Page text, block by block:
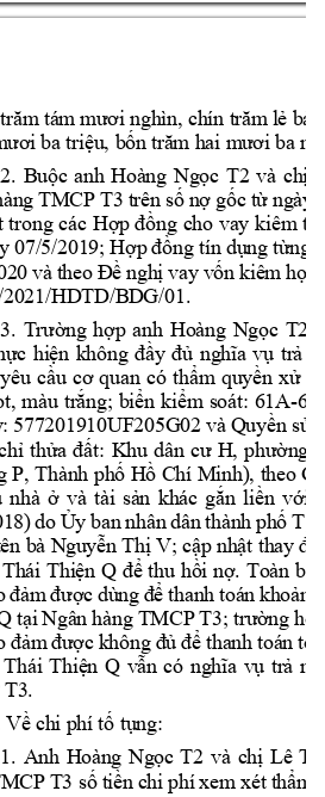
răm tám mươi nghìn, chín trăm lẻ
ba triệu, bốn trăm hai mươi ba n
Buộc anh Hoàng Ngọc T2 và chị
TMCP T3 trên số nợ gốc từ ngày
trong các Hợp đồng cho vay kiêm
07/5/2019; Hợp đồng tín dụng từng l
0 và theo Đề nghị vay vốn kiêm hợp
21/HDTD/BDG/01.
Trường hợp anh Hoàng Ngọc T2
hiện không đầy đủ nghĩa vụ trả
yêu cầu cơ quan có thẩm quyền xử
màu trắng; biển kiểm soát: 61A-
577201910UF205G02 và Quyền sử
hỉ thửa đất: Khu dân cư H, phường
P, Thành phố Hồ Chí Minh), theo
nhà ở và tài sản khác gắn liền với
do Ủy ban nhân dân thành phố T,
bà Nguyễn Thị V; cập nhật thay
Thái Thiện Q để thu hồi nợ. Toàn bộ
đảm được dùng để thanh toán khoản
tại Ngân hàng TMCP T3; trường
đảm được không đủ để thanh toán
Thái Thiện Q vẫn có nghĩa vụ trả
T3.
Về chi phí tố tụng:
Anh Hoàng Ngọc T2 và chị Lê
T3 số tiền chi phí xem xét thẩm